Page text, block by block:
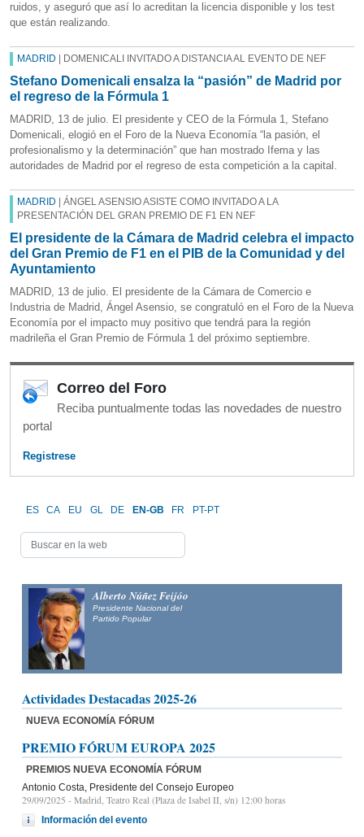
ruidos, y aseguró que así lo acreditan la licencia disponible y los test
que están realizando.
MADRID | DOMENICALI INVITADO A DISTANCIA AL EVENTO DE NEF
Stefano Domenicali ensalza la “pasión” de Madrid por
el regreso de la Fórmula 1
MADRID, 13 de julio. El presidente y CEO de la Fórmula 1, Stefano
Domenicali, elogió en el Foro de la Nueva Economía “la pasión, el
profesionalismo y la determinación” que han mostrado Ifema y las
autoridades de Madrid por el regreso de esta competición a la capital.
MADRID | ÁNGEL ASENSIO ASISTE COMO INVITADO A LA
PRESENTACIÓN DEL GRAN PREMIO DE F1 EN NEF
El presidente de la Cámara de Madrid celebra el impacto
del Gran Premio de F1 en el PIB de la Comunidad y del
Ayuntamiento
MADRID, 13 de julio. El presidente de la Cámara de Comercio e
Industria de Madrid, Ángel Asensio, se congratuló en el Foro de la Nueva
Economía por el impacto muy positivo que tendrá para la región
madrileña el Gran Premio de Fórmula 1 del próximo septiembre.
Correo del Foro
Reciba puntualmente todas las novedades de nuestro
portal
Registrese
ES CA EU GL DE EN-GB FR PT-PT
Alfonso Fernández
Mañueco
Presidente del Partido Popular de Castilla y León y candidato
Actividades Destacadas 2025-26
NUEVA ECONOMÍA FÓRUM
PREMIO FÓRUM EUROPA 2025
PREMIOS NUEVA ECONOMÍA FÓRUM
Antonio Costa, Presidente del Consejo Europeo
29/09/2025 - Madrid, Teatro Real (Plaza de Isabel II, s/n) 12:00 horas
Información del evento